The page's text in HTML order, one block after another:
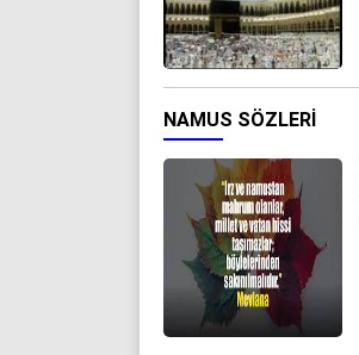
NAMUS SÖZLERI